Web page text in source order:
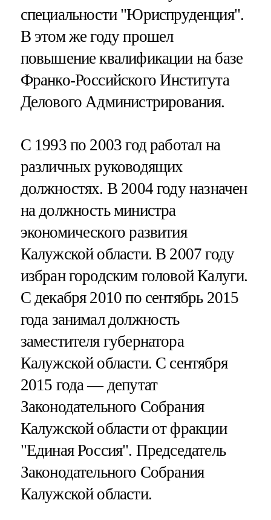
специальности "Юриспруденция".
В этом же году прошел
повышение квалификации на базе
Франко-Российского Института
Делового Администрирования.
С 1993 по 2003 год работал на
различных руководящих
должностях. В 2004 году назначен
на должность министра
экономического развития
Калужской области. В 2007 году
избран городским головой Калуги.
С декабря 2010 по сентябрь 2015
года занимал должность
заместителя губернатора
Калужской области. С сентября
2015 года — депутат
Законодательного Собрания
Калужской области от фракции
"Единая Россия". Председатель
Законодательного Собрания
Калужской области.